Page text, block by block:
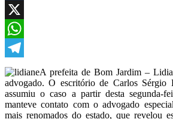
Facebook
X
WhatsApp
Telegram
A prefeita de Bom Jardim –
advogado. O escritório de Carlos Sérgio
assumiu o caso a partir desta segunda-
manteve contato com o advogado
mais renomados do estado, que revelou